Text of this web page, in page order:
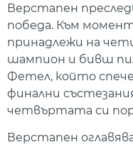
Верстапен
победа. Към
принадлежи на
шампион и бивш
Фетел, който
финални състезания
четвъртата си
Верстапен